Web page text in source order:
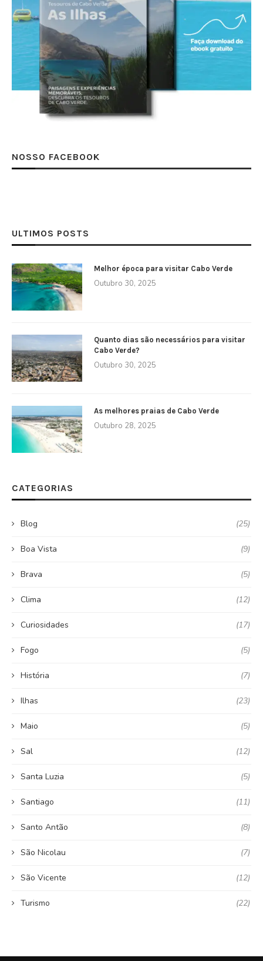
NOSSO FACEBOOK
ULTIMOS POSTS
Melhor época para visitar Cabo Verde
Outubro 30, 2025
Quanto dias são necessários para visitar
Cabo Verde?
Outubro 30, 2025
As melhores praias de Cabo Verde
Outubro 28, 2025
CATEGORIAS
Blog (25)
Boa Vista (9)
Brava (5)
Clima (12)
Curiosidades (17)
Fogo (5)
História (7)
Ilhas (23)
Maio (5)
Sal (12)
Santa Luzia (5)
Santiago (11)
Santo Antão (8)
São Nicolau (7)
São Vicente (12)
Turismo (22)